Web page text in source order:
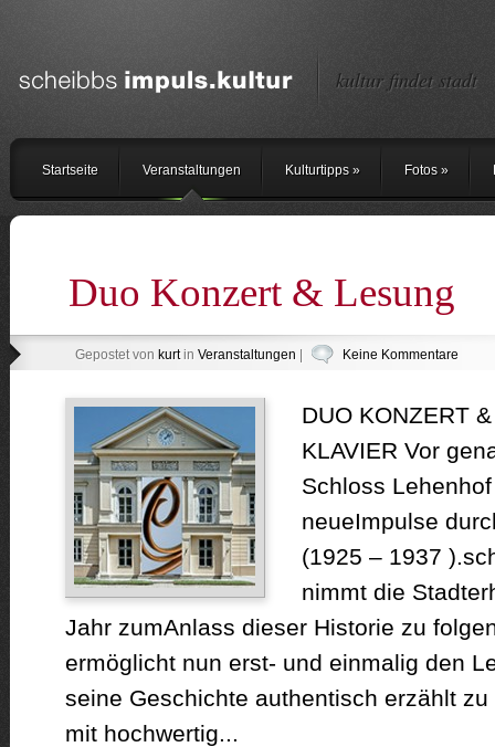
kultur findet stadt
Startseite Veranstaltungen Kulturtipps» Fotos»
Duo Konzert & Lesung
Gepostet von kurtin Veranstaltungen Keine Kommentare
DUO KONZERT
KLAVIER Vor
Schloss
neueImpulse
(1925 – 1937
nimmt die
Jahr zumAnlass dieser Historie zu
ermöglicht nun erst- und einmalig den
seine Geschichte authentisch erzählt
mit hochwertig...